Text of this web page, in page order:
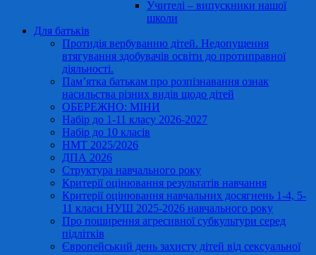
Учителі – випускники нашої
школи
Для батьків
Протидія вербуванню дітей. Недопущення
втягування здобувачів освіти до протиправної
діяльності.
Пам’ятка батькам про розпізнавання ознак
насильства різних видів щодо дітей
ОБЕРЕЖНО: МІНИ
Набір до 1-11 класу 2026-2027
Набір до 10 класів
НМТ 2025/2026
ДПА 2026
Структура навчального року
Критерії оцінювання результатів навчання
Критерії оцінювання навчальних досягнень 1-4, 5-
11 класи НУШ 2025-2026 навчального року
Про поширення агресивної субкультури серед
підлітків
Європейський день захисту дітей від сексуальної